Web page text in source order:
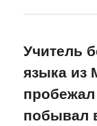
Учитель
языка из
побывал